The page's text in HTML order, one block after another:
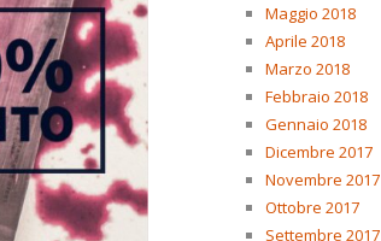
Maggio 2018
Aprile 2018
Marzo 2018
Febbraio 2018
Gennaio 2018
Dicembre 2017
Novembre 2017
Ottobre 2017
Settembre 2017